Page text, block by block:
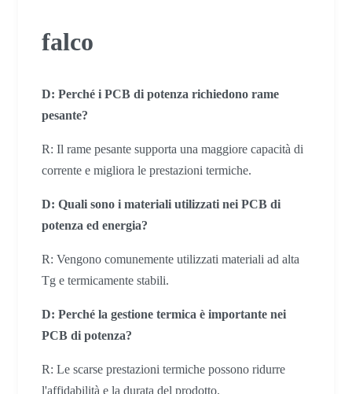
falco
D: Perché i PCB di potenza richiedono rame
pesante?
R: Il rame pesante supporta una maggiore capacità di
corrente e migliora le prestazioni termiche.
D: Quali sono i materiali utilizzati nei PCB di
potenza ed energia?
R: Vengono comunemente utilizzati materiali ad alta
Tg e termicamente stabili.
D: Perché la gestione termica è importante nei
PCB di potenza?
R: Le scarse prestazioni termiche possono ridurre
l'affidabilità e la durata del prodotto.